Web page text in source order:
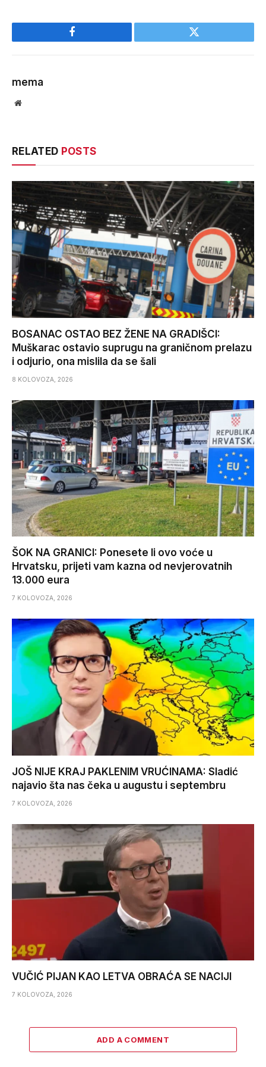
Facebook Twitter
mema
Website
RELATED POSTS
BOSANAC OSTAO BEZ ŽENE NA GRADIŠCI:
Muškarac ostavio suprugu na graničnom prelazu
i odjurio, ona mislila da se šali
8 KOLOVOZA, 2026
ŠOK NA GRANICI: Ponesete li ovo voće u
Hrvatsku, prijeti vam kazna od nevjerovatnih
13.000 eura
7 KOLOVOZA, 2026
JOŠ NIJE KRAJ PAKLENIM VRUĆINAMA: Sladić
najavio šta nas čeka u augustu i septembru
7 KOLOVOZA, 2026
VUČIĆ PIJAN KAO LETVA OBRAĆA SE NACIJI
7 KOLOVOZA, 2026
ADD A COMMENT